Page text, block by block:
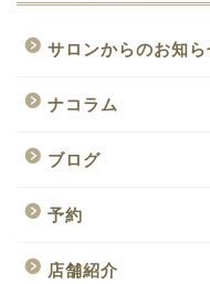
サロンからのお知ら
ナコラム
ブログ
予約
店舗紹介